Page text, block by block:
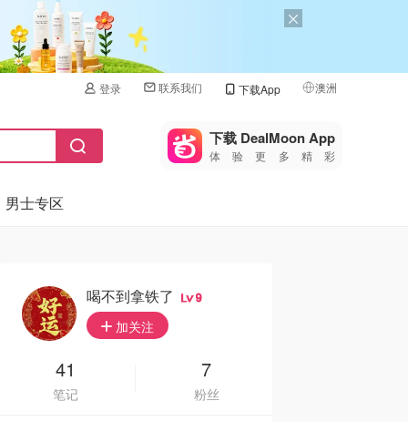
登录 联系我们 下载App 澳洲
🇺🇸
🇨🇳 中国
🇦🇺
下载 DealMoon App
体验更多精彩
男士专区
喝不到拿铁了 9
加关注
41
笔记
7
粉丝